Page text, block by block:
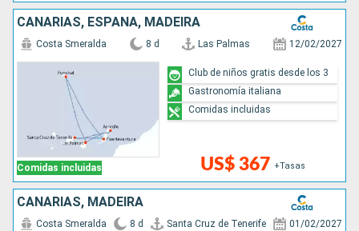
CANARIAS, ESPAÑA, MADEIRA
Comidas incluidas
Costa Smeralda 8 d Las Palmas 12/02/2027
US$ 367 +Tasas
Club de niños gratis desde los 3
Gastronomía italiana
Comidas incluidas
CANARIAS, MADEIRA
Costa Smeralda 8 d Santa Cruz de Tenerife 01/02/2027